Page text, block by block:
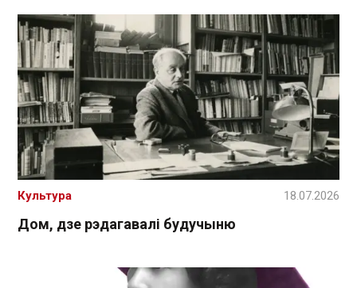
Дом, дзе рэдагавалі будучыню
Культура 18.07.2026